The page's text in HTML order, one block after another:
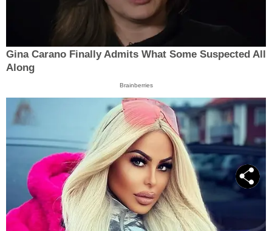
Gina Carano Finally Admits What Some Suspected All
Along
Brainberries